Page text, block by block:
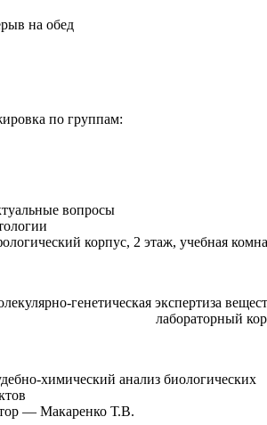
на обед
по группам:
вопросы
корпус, 2 этаж, учебная
генетическая экспертиза
корпус, 4
химический анализ биологических
— Макаренко Т.В.